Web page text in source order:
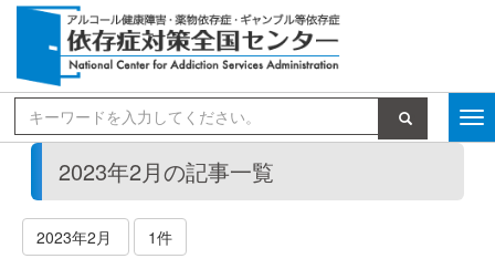
検索
2023年2月の記事一覧
2023年2月 1件